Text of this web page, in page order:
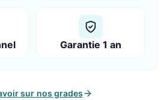
Garantie 1 an
sur nos grades